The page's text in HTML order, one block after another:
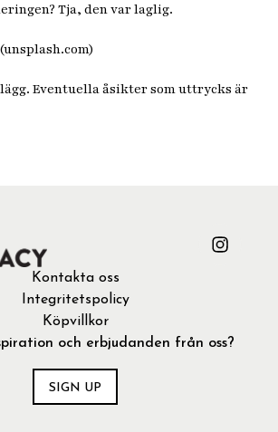
Tja, den var laglig.
Eventuella åsikter som uttrycks är
Kontakta oss
Integritetspolicy
Köpvillkor
och erbjudanden från oss?
SIGN UP